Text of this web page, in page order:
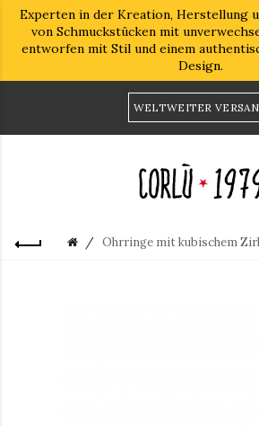
Experten in der Kreation, Herstellung
von Schmuckstücken mit
entworfen mit Stil und einem
Design.
WELTWEITER
Ohrringe mit kubischem